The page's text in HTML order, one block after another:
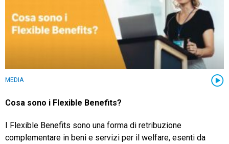
MEDIA
Cosa sono i Flexible Benefits?
I Flexible Benefits sono una forma di retribuzione
complementare in beni e servizi per il welfare, esenti da